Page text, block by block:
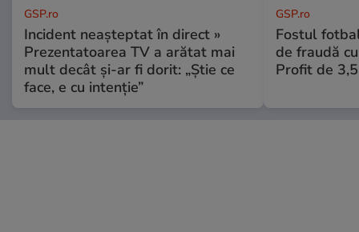
GSP.ro
Incident neașteptat în direct »
Prezentatoarea TV a arătat mai
mult decât și-ar fi dorit: „Știe ce
face, e cu intenție”
GSP.ro
Fostul
de fraudă
Profit de